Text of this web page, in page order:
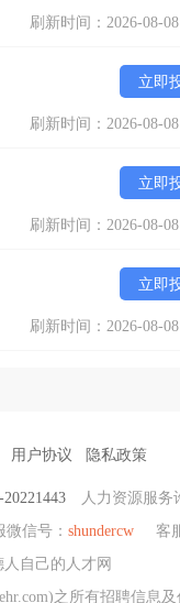
刷新时间：2026-08-
立即
刷新时间：2026-08-
立即
刷新时间：2026-08-
立即
刷新时间：2026-08-
用户协议 隐私政策
人力资源服务
微信号： shundercw 客
人自己的人才网
之所有招聘信息